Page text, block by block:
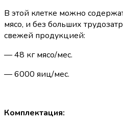
В этой клетке можно
мясо, и без больших
свежей продукцией:
— 48 кг мясо/мес.
— 6000 яиц/мес.
Комплектация: